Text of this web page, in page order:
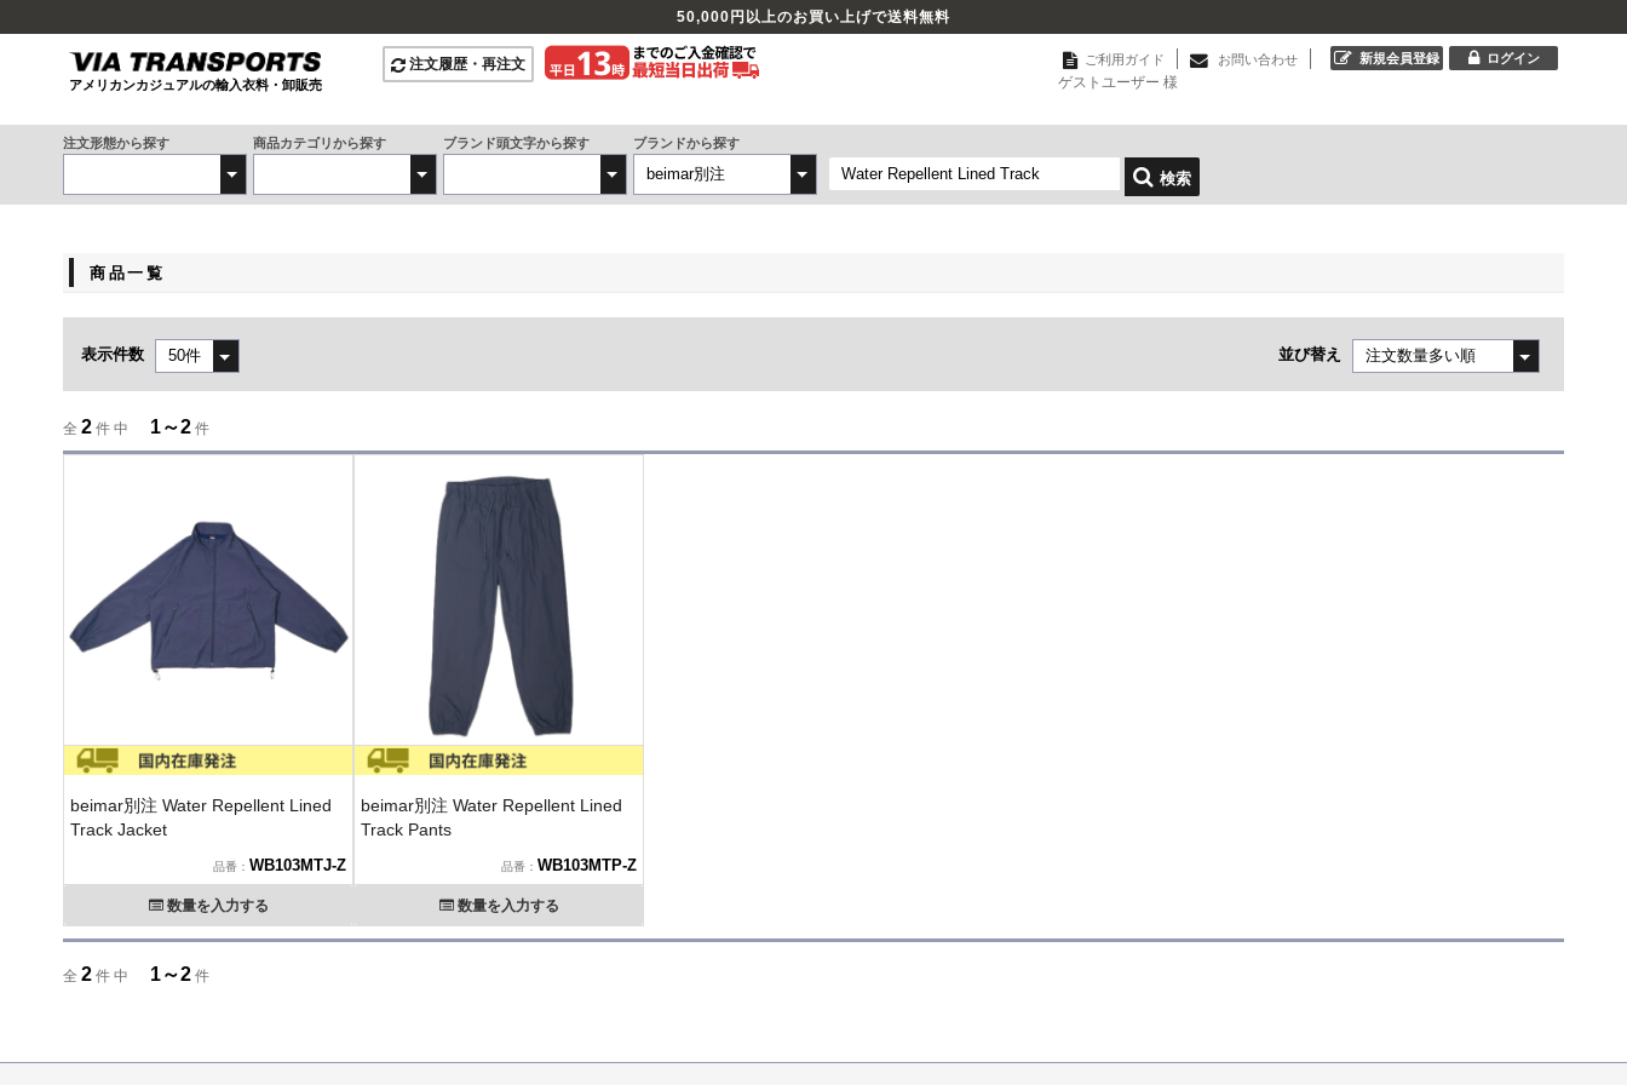
50,000 円以上のお買い上げで送料無料
アメリカンカジュアルの輸入衣料・卸販売
注文履歴・再注文 ご利用ガイド お問い合わせ 新規会員登録 ログイン
ゲストユーザー 様
注文形態から探す 商品カテゴリから探す ブランド頭文字から探す ブランドから探す
検索
商品一覧
表示件数 並び替え
全 2 件 中 1～2 件
beimar別注 Water Repellent Lined
Track Jacket
WB103MTJ-Z
数量を入力する
beimar別注 Water Repellent Lined
Track Pants
WB103MTP-Z
数量を入力する
全 2 件 中 1～2 件